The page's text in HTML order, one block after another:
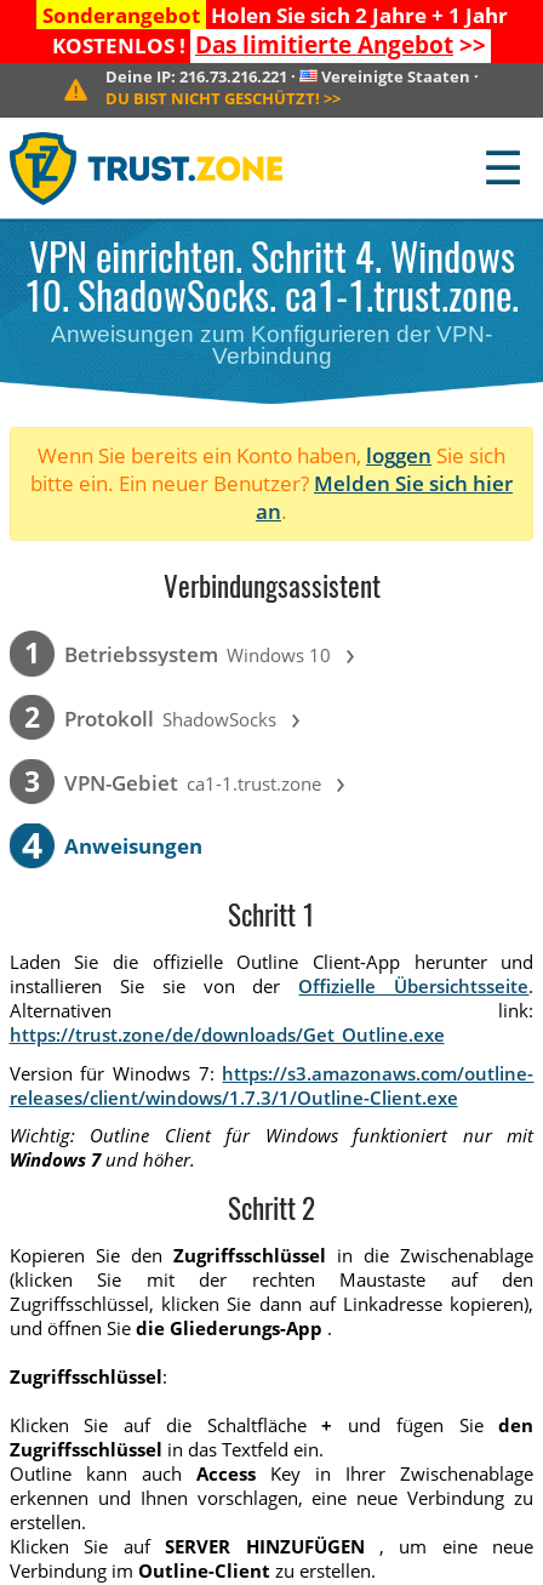
Sonderangebot Holen Sie sich 2 Jahre + 1 Jahr
KOSTENLOS ! Das limitierte Angebot>>
Deine IP: 216.73.216.221 · Vereinigte Staaten ·
DU BIST NICHT GESCHÜTZT! >>
☰
VPN einrichten. Schritt 4. Windows
10. ShadowSocks. ca1-1.trust.zone.
Anweisungen zum Konfigurieren der VPN-
Verbindung
Wenn Sie bereits ein Konto haben, loggen Sie sich
bitte ein. Ein neuer Benutzer? Melden Sie sich hier
an.
Verbindungsassistent
1 Betriebssystem Windows 10 ›
2 Protokoll ShadowSocks ›
3 VPN-Gebiet ca1-1.trust.zone ›
4 Anweisungen
Schritt 1
Laden Sie die offizielle Outline Client-App herunter und
installieren Sie sie von der Offizielle Übersichtsseite.
Alternativen link:
https://trust.zone/de/downloads/Get_Outline.exe
Version für Winodws 7: https://s3.amazonaws.com/outline-
releases/client/windows/1.7.3/1/Outline-Client.exe
Wichtig: Outline Client für Windows funktioniert nur mit
Windows 7und höher.
Schritt 2
Kopieren Sie den Zugriffsschlüssel in die Zwischenablage
(klicken Sie mit der rechten Maustaste auf den
Zugriffsschlüssel, klicken Sie dann auf Linkadresse kopieren),
und öffnen Sie die Gliederungs-App .
Zugriffsschlüssel:
Klicken Sie auf die Schaltfläche+ und fügen Sieden
Zugriffsschlüssel in das Textfeld ein.
Outline kann auch AccessKey in Ihrer Zwischenablage
erkennen und Ihnen vorschlagen, eine neue Verbindung zu
erstellen.
Klicken Sie aufSERVER HINZUFÜGEN , um eine neue
Verbindung im Outline-Client zu erstellen.